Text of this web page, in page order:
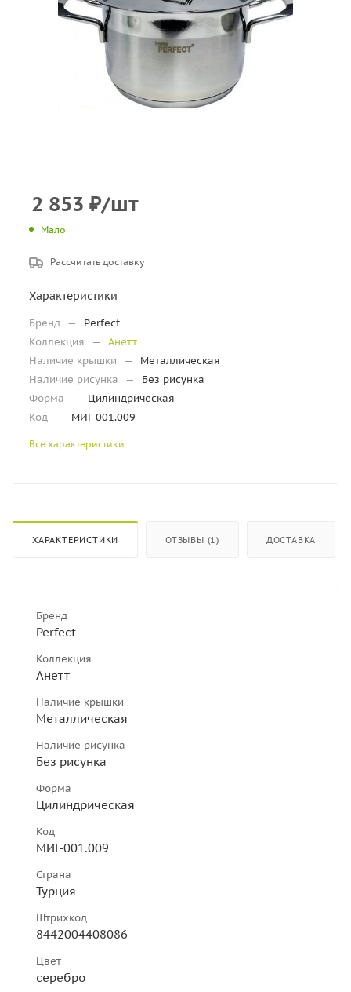
2 853 ₽/шт
Мало
Рассчитать доставку
Характеристики
Бренд —
Perfect
Коллекция
—
Анетт
Наличие крышки
—
Металлическая
Наличие рисунка
—
Без рисунка
Форма
—
Цилиндрическая
Код — МИГ-001.009
Все характеристики
ХАРАКТЕРИСТИКИ ОТЗЫВЫ (1) ДОСТАВКА
Бренд
Perfect
Коллекция
Анетт
Наличие крышки
Металлическая
Наличие рисунка
Без рисунка
Форма
Цилиндрическая
Код
МИГ-001.009
Страна
Турция
Штрихкод
8442004408086
Цвет
серебро